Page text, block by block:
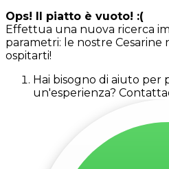
Ops! Il piatto è vuoto! :(
Effettua una nuova ricerca
parametri: le nostre Cesarine
ospitarti!
Hai bisogno di aiuto per
un'esperienza?